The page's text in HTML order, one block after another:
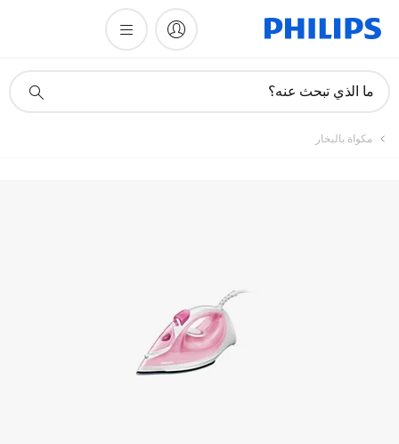
دعم
ما الذي تبحث عنه؟
مكواة بالبخار
تسجيل المنتج